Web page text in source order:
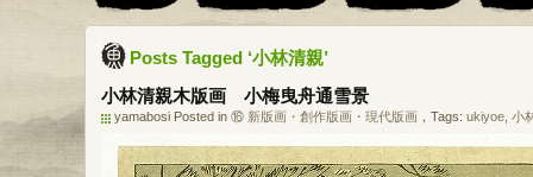
Posts Tagged ‘小林清親’
小林清親木版画 小梅曳舟通雪景
yamabosi Posted in ⑯ 新版画・創作版画・現代版画 ，Tags: ukiyoe 小